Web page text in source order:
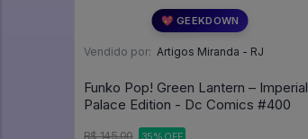
💖 GEEKDOWN
Vendido por: Artigos Miranda - RJ
Funko Pop! Green Lantern – Imperial
Palace Edition - Dc Comics #400
R$ 145,00 35% OFF